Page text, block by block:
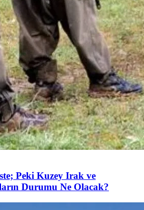
Peki Kuzey Irak ve
Durumu Ne Olacak?